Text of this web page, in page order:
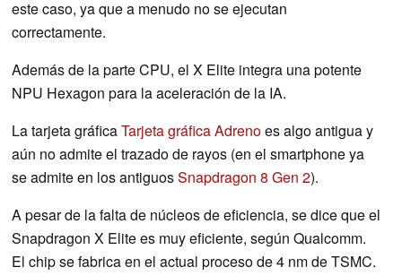
este caso, ya que a menudo no se ejecutan
correctamente.
Además de la parte CPU, el X Elite integra una potente
NPU Hexagon para la aceleración de la IA.
La tarjeta gráficaTarjeta gráfica Adrenoes algo antigua y
aún no admite el trazado de rayos (en el smartphone ya
se admite en los antiguosSnapdragon 8 Gen 2).
A pesar de la falta de núcleos de eficiencia, se dice que el
Snapdragon X Elite es muy eficiente, según Qualcomm.
El chip se fabrica en el actual proceso de 4 nm de TSMC.